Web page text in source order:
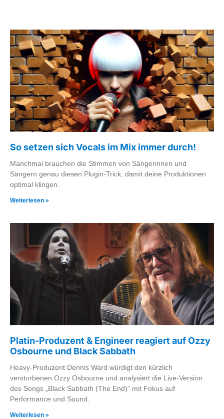
So setzen sich Vocals im Mix immer durch!
Manchmal brauchen die Stimmen von Sängerinnen und
Sängern genau diesen Plugin-Trick, damit deine Produktionen
optimal klingen.
Weiterlesen »
Platin-Produzent & Engineer reagiert auf Ozzy
Osbourne und Black Sabbath
Heavy-Produzent Dennis Ward würdigt den kürzlich
verstorbenen Ozzy Osbourne und analysiert die Live-Version
des Songs „Black Sabbath (The End)“ mit Fokus auf
Performance und Sound.
Weiterlesen »